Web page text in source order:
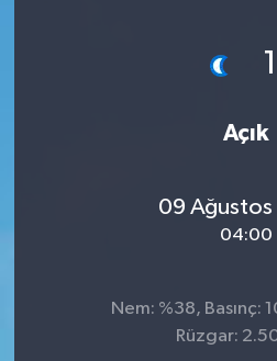
Açık
09 Ağustos
04:00
Nem: %38, Basınç:
Rüzgar:
Akhisar Emlak
Etiketler
Yaşam